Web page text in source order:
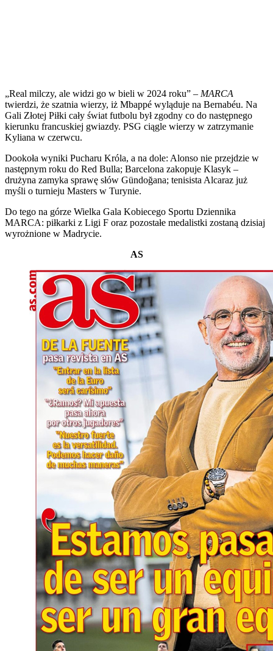
„Real milczy, ale widzi go w bieli w 2024 roku” – MARCA
twierdzi, że szatnia wierzy, iż Mbappé wyląduje na Bernabéu. Na
Gali Złotej Piłki cały świat futbolu był zgodny co do następnego
kierunku francuskiej gwiazdy. PSG ciągle wierzy w zatrzymanie
Kyliana w czerwcu.
Dookoła wyniki Pucharu Króla, a na dole: Alonso nie przejdzie w
następnym roku do Red Bulla; Barcelona zakopuje Klasyk –
drużyna zamyka sprawę słów Gündoğana; tenisista Alcaraz już
myśli o turnieju Masters w Turynie.
Do tego na górze Wielka Gala Kobiecego Sportu Dziennika
MARCA: piłkarki z Ligi F oraz pozostałe medalistki zostaną dzisiaj
wyrożnione w Madrycie.
AS